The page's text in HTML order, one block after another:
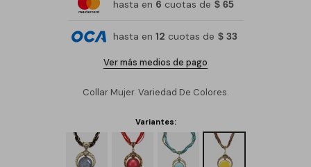
hasta en 6 cuotas de $ 65
hasta en 12 cuotas de $ 33
Ver más medios de pago
Collar Mujer. Variedad De Colores.
Variantes: